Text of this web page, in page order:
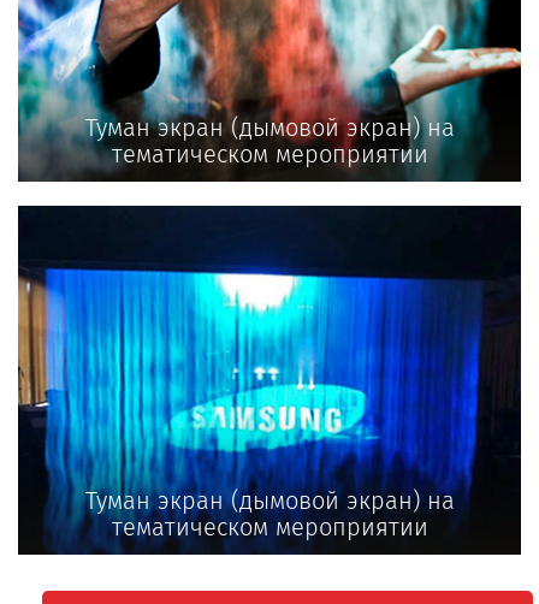
Туман экран (дымовой экран) на
тематическом мероприятии
Туман экран (дымовой экран) на
тематическом мероприятии